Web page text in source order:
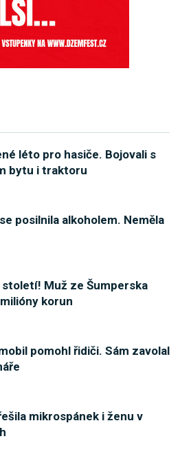
léto pro hasiče. Bojovali s
bytu i traktoru
posilnila alkoholem. Neměla
století! Muž ze Šumperska
korun
pomohl řidiči. Sám zavolal
mikrospánek i ženu v